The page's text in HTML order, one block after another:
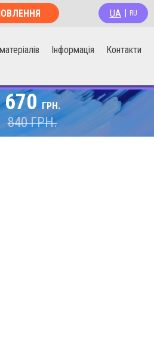
UA RU
Інформація Контакти
670ГРН.
840ГРН.